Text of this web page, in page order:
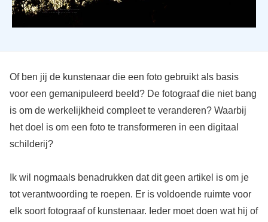
Of ben jij de kunstenaar die een foto gebruikt als basis
voor een gemanipuleerd beeld? De fotograaf die niet bang
is om de werkelijkheid compleet te veranderen? Waarbij
het doel is om een foto te transformeren in een digitaal
schilderij?
Ik wil nogmaals benadrukken dat dit geen artikel is om je
tot verantwoording te roepen. Er is voldoende ruimte voor
elk soort fotograaf of kunstenaar. Ieder moet doen wat hij of